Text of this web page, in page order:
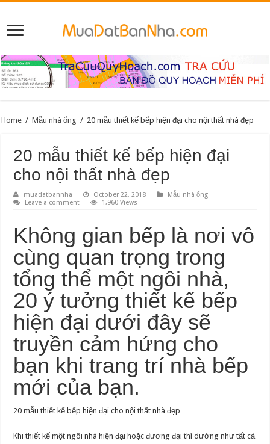
Home / Mẫu nhà ống / 20 mẫu thiết kế bếp hiện đại cho nội thất nhà đẹp
20 mẫu thiết kế bếp hiện đại
cho nội thất nhà đẹp
muadatbannha October 22, 2018
Mẫu nhà ống
Leave a comment
1,960 Views
Không gian bếp là nơi vô
cùng quan trọng trong
tổng thể một ngôi nhà,
20 ý tưởng thiết kế bếp
hiện đại dưới đây sẽ
truyền cảm hứng cho
bạn khi trang trí nhà bếp
mới của bạn.
20 mẫu thiết kế bếp hiện đại cho nội thất nhà đẹp
Khi thiết kế một ngôi nhà hiện đại hoặc đương đại thì dường như tất cả